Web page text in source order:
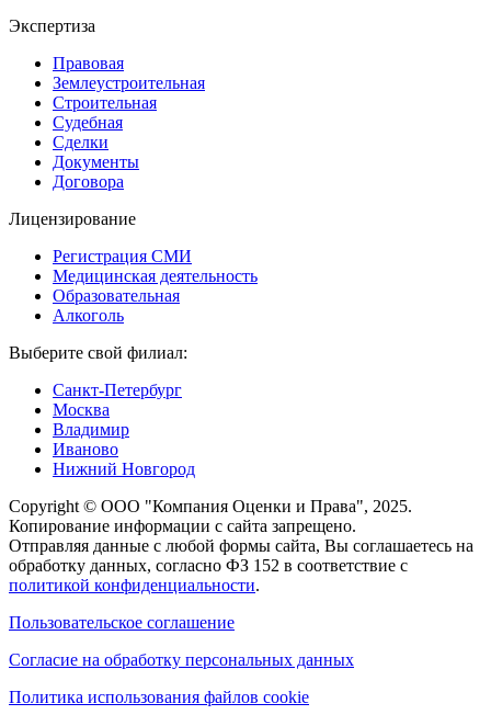
Экспертиза
Правовая
Землеустроительная
Строительная
Судебная
Сделки
Документы
Договора
Лицензирование
Регистрация СМИ
Медицинская деятельность
Образовательная
Алкоголь
Выберите свой филиал:
Санкт-Петербург
Москва
Владимир
Иваново
Нижний Новгород
Copyright © ООО "Компания Оценки и Права", 2025.
Копирование информации с сайта запрещено.
Отправляя данные с любой формы сайта, Вы соглашаетесь на
обработку данных, согласно ФЗ 152 в соответствие с
политикой конфиденциальности.
Пользовательское соглашение
Согласие на обработку персональных данных
Политика использования файлов cookie